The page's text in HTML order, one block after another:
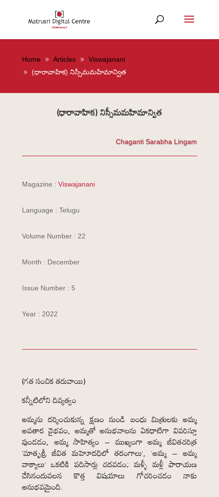
Home Articles
Viswajanani
(ధారావాహిక) నిస్సీమమహిమాన్విత
(ధారావాహిక) నిస్సీమమహిమాన్విత
Chaganti Sarabha Lingam
Magazine : Viswajanani
Language : Telugu
Volume Number : 22
Month : December
Issue Number : 5
Year : 2022
(గత సంచిక తరువాయి)
కన్నీటిలోని దివ్యత్వం
అమ్మను దర్శించుకున్న క్షణం నుండి బంధు మిత్రులకు అమ్మ
అవతార వైభవం, అమ్మతో అనుభవాలను ఏకధాటిగా వివరిస్తూ
వుండడం, అమ్మ సాహిత్యం – ముఖ్యంగా అమ్మ జీవితచరిత్ర
‘మాతృశ్రీ జీవిత మహెూదధిలో తరంగాలు’, ‘అమ్మ – అమ్మ
వాక్యాలు’ ఒకటికి పదిసార్లు చదవడం; మళ్ళీ మళ్లీ పారాయణ
చేసినందువలన కొత్త విషయాలు గోచరించడం నాకు
అనుభవమైంది.